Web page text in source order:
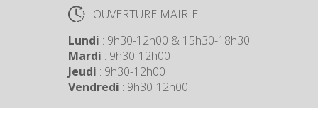
OUVERTURE MAIRIE
Lundi : 9h30-12h00 & 15h30-18h30
Mardi : 9h30-12h00
Jeudi : 9h30-12h00
Vendredi : 9h30-12h00